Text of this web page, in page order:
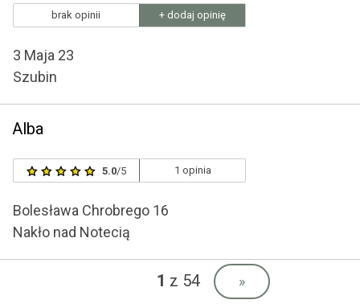
brak opinii + dodaj opinię
3 Maja 23
Szubin
Alba
5.0/5 1 opinia
Bolesława Chrobrego 16
Nakło nad Notecią
1 z 54 »